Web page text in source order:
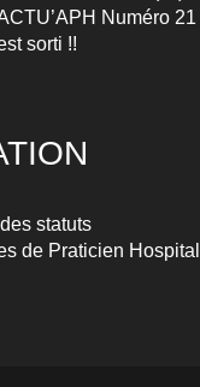
Numéro 21
sorti !!
statuts
de Praticien